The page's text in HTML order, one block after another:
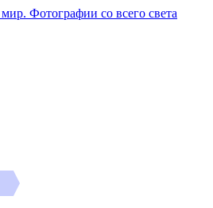
Фотографии со всего света